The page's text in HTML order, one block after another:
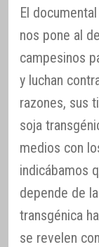
El
nos pone al
campesinos
y luchan
razones, sus
soja
medios con
indicábamos
depende de
transgénica
se revelen